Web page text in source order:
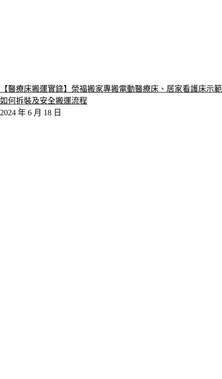
【醫療床搬運實錄】榮福搬家專搬電動醫療床、居家看護床示範
如何拆裝及安全搬運流程
2024 年 6 月 18 日